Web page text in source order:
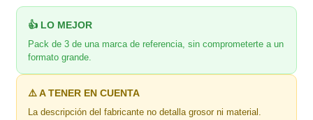
👍 LO MEJOR
Pack de 3 de una marca de referencia, sin comprometerte a un
formato grande.
⚠️ A TENER EN CUENTA
La descripción del fabricante no detalla grosor ni material.